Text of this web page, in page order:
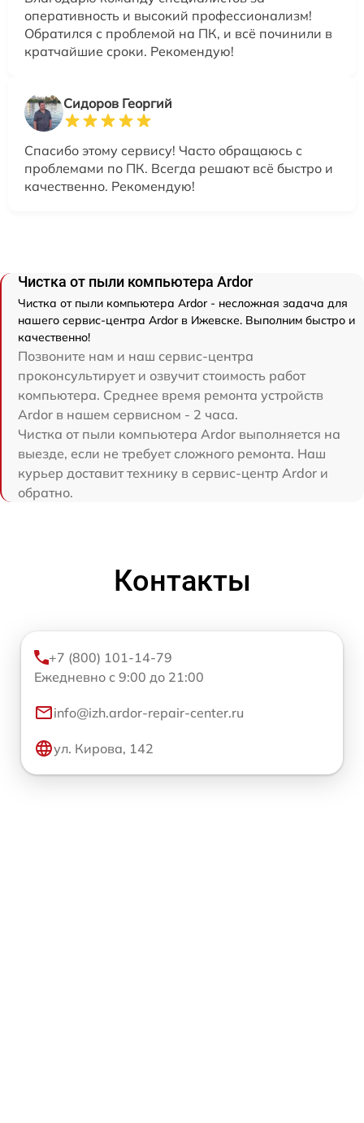
оперативность и высокий профессионализм!
Обратился с проблемой на ПК, и всё починили в
кратчайшие сроки. Рекомендую!
Сидоров Георгий
Спасибо этому сервису! Часто обращаюсь с
проблемами по ПК. Всегда решают всё быстро и
качественно. Рекомендую!
Чистка от пыли компьютера Ardor
Чистка от пыли компьютера Ardor - несложная задача для
нашего сервис-центра Ardor в Ижевске. Выполним быстро и
качественно!
Позвоните нам и наш сервис-центра
проконсультирует и озвучит стоимость работ
компьютера. Среднее время ремонта устройств
Ardor в нашем сервисном - 2 часа.
Чистка от пыли компьютера Ardor выполняется на
выезде, если не требует сложного ремонта. Наш
курьер доставит технику в сервис-центр Ardor и
обратно.
Контакты
+7 (800) 101-14-79
Ежедневно с 9:00 до 21:00
info@izh.ardor-repair-center.ru
ул. Кирова, 142